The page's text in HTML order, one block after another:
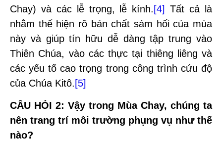
Chay) và các lễ trọng, lễ kính.[4] Tất cả là
nhằm thể hiện rõ bản chất sám hối của mùa
này và giúp tín hữu dễ dàng tập trung vào
Thiên Chúa, vào các thực tại thiêng liêng và
các yếu tố cao trọng trong công trình cứu độ
của Chúa Kitô.[5]
CÂU HỎI 2: Vậy trong Mùa Chay, chúng ta
nên trang trí môi trường phụng vụ như thế
nào?